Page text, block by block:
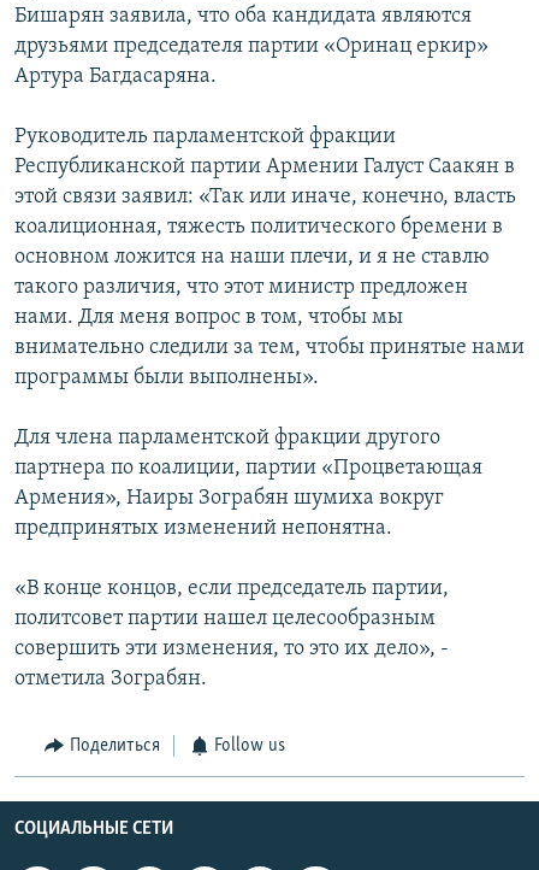
Бишарян заявила, что оба кандидата являются
друзьями председателя партии «Оринац еркир»
Артура Багдасаряна.
Руководитель парламентской фракции
Республиканской партии Армении Галуст Саакян в
этой связи заявил: «Так или иначе, конечно, власть
коалиционная, тяжесть политического бремени в
основном ложится на наши плечи, и я не ставлю
такого различия, что этот министр предложен
нами. Для меня вопрос в том, чтобы мы
внимательно следили за тем, чтобы принятые нами
программы были выполнены».
Для члена парламентской фракции другого
партнера по коалиции, партии «Процветающая
Армения», Наиры Зограбян шумиха вокруг
предпринятых изменений непонятна.
«В конце концов, если председатель партии,
политсовет партии нашел целесообразным
совершить эти изменения, то это их дело», -
отметила Зограбян.
Поделиться Follow us
СОЦИАЛЬНЫЕ СЕТИ